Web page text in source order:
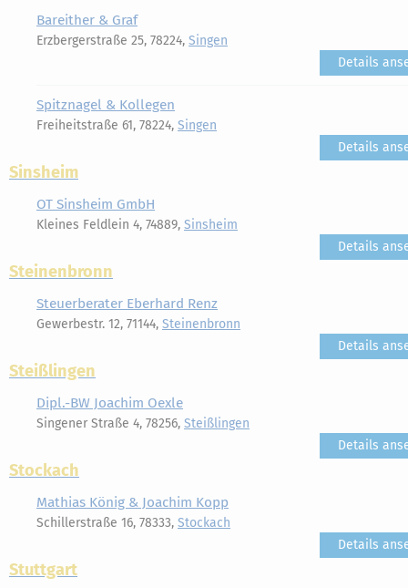
Bareither & Graf
Erzbergerstraße 25, 78224, Singen
Details
Spitznagel & Kollegen
Freiheitstraße 61, 78224, Singen
Details
Sinsheim
OT Sinsheim GmbH
Kleines Feldlein 4, 74889, Sinsheim
Details
Steinenbronn
Steuerberater Eberhard Renz
Gewerbestr. 12, 71144, Steinenbronn
Details
Steißlingen
Dipl.-BW Joachim Oexle
Singener Straße 4, 78256, Steißlingen
Details
Stockach
Mathias König & Joachim Kopp
Schillerstraße 16, 78333, Stockach
Details
Stuttgart